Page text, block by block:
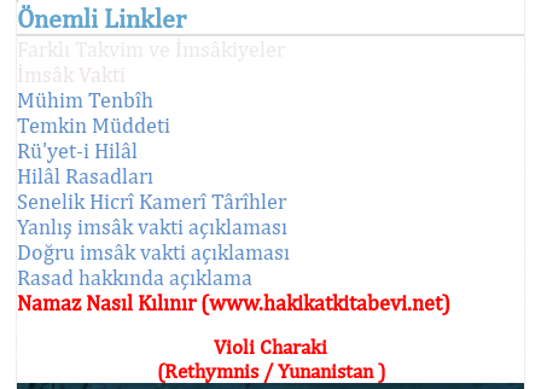
Önemli Linkler
Farklı Takvim ve İmsâkiyeler
İmsâk Vakti
Mühim Tenbîh
Temkin Müddeti
Rü'yet-i Hilâl
Hilâl Rasadları
Senelik Hicrî Kamerî Târîhler
Yanlış imsâk vakti açıklaması
Doğru imsâk vakti açıklaması
Rasad hakkında açıklama
Namaz Nasıl Kılınır (www.hakikatkitabevi.net)
Violi Charaki
(Rethymnis / Yunanistan )